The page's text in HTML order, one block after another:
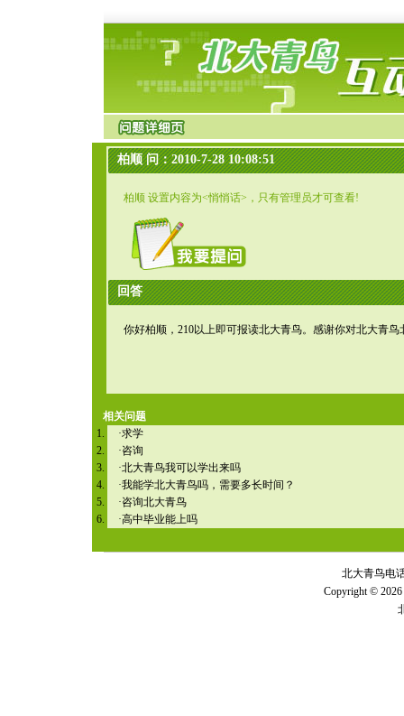
柏顺 问：2010-7-28 10:08:51
柏顺 设置内容为<悄悄话>，只有管理员才可查看!
回答
你好柏顺，210以上即可报读北大青鸟。感谢你对北大青鸟
相关问题
·求学
·咨询
·北大青鸟我可以学出来吗
·我能学北大青鸟吗，需要多长时间？
·咨询北大青鸟
·高中毕业能上吗
北大青鸟电
Copyright © 2026